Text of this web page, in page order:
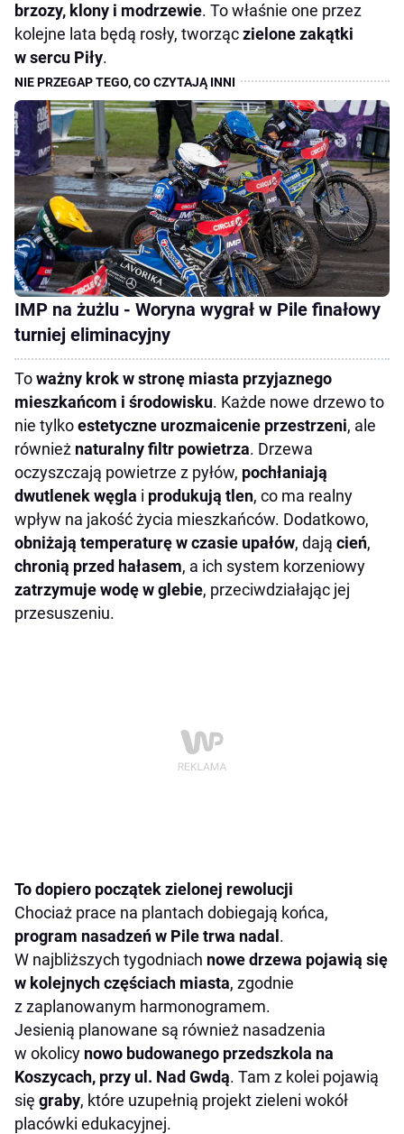
brzozy, klony i modrzewie. To właśnie one przez
kolejne lata będą rosły, tworzączielone zakątki
w sercu Piły.
IMP na żużlu - Woryna wygrał w Pile finałowy
turniej eliminacyjny
Toważny krok w stronę miasta przyjaznego
mieszkańcom i środowisku. Każde nowe drzewo to
nie tylkoestetyczne urozmaicenie przestrzeni, ale
również naturalny filtr powietrza. Drzewa
oczyszczają powietrze z pyłów, pochłaniają
dwutlenek węgla i produkują tlen, co ma realny
wpływ na jakość życia mieszkańców. Dodatkowo,
obniżają temperaturę w czasie upałów, dają cień,
chronią przed hałasem, a ich system korzeniowy
zatrzymuje wodę w glebie, przeciwdziałając jej
przesuszeniu.
To dopiero początek zielonej rewolucji
Chociaż prace na plantach dobiegają końca,
program nasadzeń w Pile trwa nadal.
W najbliższych tygodniach nowe drzewa pojawią się
w kolejnych częściach miasta, zgodnie
z zaplanowanym harmonogramem.
Jesienią planowane są również nasadzenia
w okolicy nowo budowanego przedszkola na
Koszycach, przy ul. Nad Gwdą. Tam z kolei pojawią
się graby, które uzupełnią projekt zieleni wokół
placówki edukacyjnej.